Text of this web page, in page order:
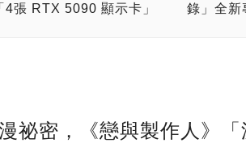
4張 RTX 5090 顯示卡」
錄」全新
祕密，《戀與製作人》「